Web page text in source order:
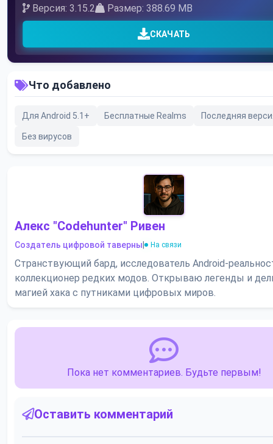
Версия: 3.15.2
Размер: 388.69 MB
СКАЧАТЬ
Что добавлено
Для Android 5.1+ Бесплатные Realms Последняя
Без вирусов
Алекс "Codehunter" Ривен
Создатель цифровой таверны На связи
Странствующий бард, исследователь Android-
коллекционер редких модов. Открываю легенды и
магией хака с путниками цифровых миров.
Пока нет комментариев. Будьте первым!
Оставить комментарий